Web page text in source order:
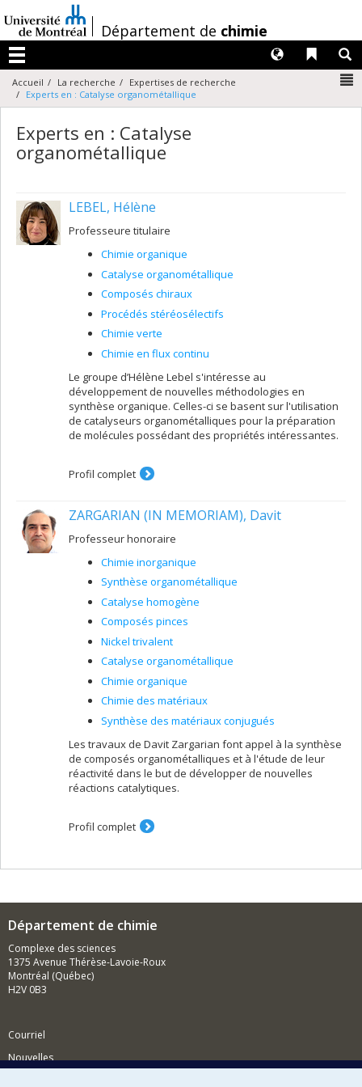
au
contenu
/Département de chimie
Menu
Liens
Langues
Accueil La recherche
Expertises de recherche
Experts en : Catalyse organométallique
Experts en : Catalyse
organométallique
LEBEL, Hélène
Professeure titulaire
Chimie organique
Catalyse organométallique
Composés chiraux
Procédés stéréosélectifs
Chimie verte
Chimie en flux continu
Le groupe d’Hélène Lebel s'intéresse au
développement de nouvelles méthodologies en
synthèse organique. Celles-ci se basent sur l'utilisation
de catalyseurs organométalliques pour la préparation
de molécules possédant des propriétés intéressantes.
Profil complet
ZARGARIAN (IN MEMORIAM), Davit
Professeur honoraire
Chimie inorganique
Synthèse organométallique
Catalyse homogène
Composés pinces
Nickel trivalent
Catalyse organométallique
Chimie organique
Chimie des matériaux
Synthèse des matériaux conjugués
Les travaux de Davit Zargarian font appel à la synthèse
de composés organométalliques et à l'étude de leur
réactivité dans le but de développer de nouvelles
réactions catalytiques.
Profil complet
Département de chimie
Complexe des sciences
1375 Avenue Thérèse-Lavoie-Roux
Montréal (Québec)
H2V 0B3
Courriel
Nouvelles